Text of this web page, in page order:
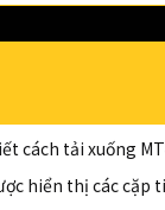
cách tải xuống
hiển thị các cặp